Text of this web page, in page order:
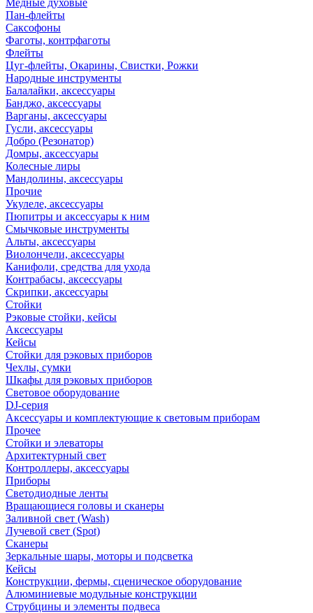
Медные духовые
Пан-флейты
Саксофоны
Фаготы, контрфаготы
Флейты
Цуг-флейты, Окарины, Свистки, Рожки
Народные инструменты
Балалайки, аксессуары
Банджо, аксессуары
Варганы, аксессуары
Гусли, аксессуары
Добро (Резонатор)
Домры, аксессуары
Колесные лиры
Мандолины, аксессуары
Прочие
Укулеле, аксессуары
Пюпитры и аксессуары к ним
Смычковые инструменты
Альты, аксессуары
Виолончели, аксессуары
Канифоли, средства для ухода
Контрабасы, аксессуары
Скрипки, аксессуары
Стойки
Рэковые стойки, кейсы
Аксессуары
Кейсы
Стойки для рэковых приборов
Чехлы, сумки
Шкафы для рэковых приборов
Световое оборудование
DJ-серия
Аксессуары и комплектующие к световым приборам
Прочее
Стойки и элеваторы
Архитектурный свет
Контроллеры, аксессуары
Приборы
Светодиодные ленты
Вращающиеся головы и сканеры
Заливной свет (Wash)
Лучевой свет (Spot)
Сканеры
Зеркальные шары, моторы и подсветка
Кейсы
Конструкции, фермы, сценическое оборудование
Алюминиевые модульные конструкции
Струбцины и элементы подвеса